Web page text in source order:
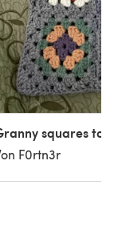
squares
F0rtn3r